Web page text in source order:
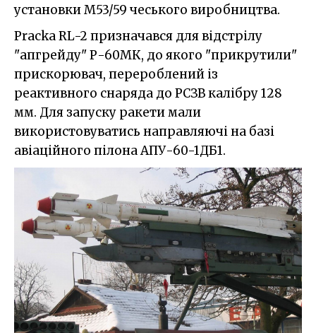
установки M53/59 чеського виробництва.
Pracka RL-2 призначався для відстрілу
"апгрейду" Р-60МК, до якого "прикрутили"
прискорювач, перероблений із
реактивного снаряда до РСЗВ калібру 128
мм. Для запуску ракети мали
використовуватись направляючі на базі
авіаційного пілона АПУ-60-1ДБ1.